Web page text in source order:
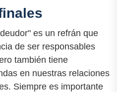
es un refrán que
de ser responsables
también tiene
en nuestras relaciones
Siempre es importante